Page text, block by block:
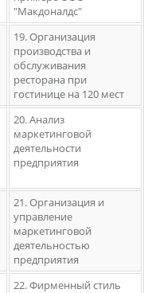
"Макдоналдс"
19. Организация
производства и
обслуживания
ресторана при
гостинице на 120 мест
20. Анализ
маркетинговой
деятельности
предприятия
21. Организация и
управление
маркетинговой
деятельностью
предприятия
22. Фирменный стиль